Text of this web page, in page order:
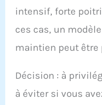
intensif, forte
ces cas, un
maintien peut être
Décision : à
à éviter si vous